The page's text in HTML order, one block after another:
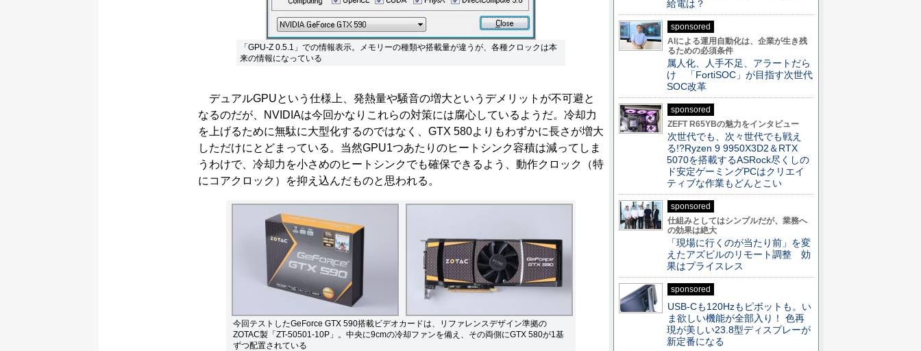
「GPU-Z 0.5.1」での情報表示。メモリーの種類や搭載量が違うが、各種クロックは本
来の情報になっている
デュアルGPUという仕様上、発熱量や騒音の増大というデメリットが不可避と
なるのだが、NVIDIAは今回かなりこれらの対策には腐心しているようだ。冷却力
を上げるために無駄に大型化するのではなく、GTX 580よりもわずかに長さが増大
しただけにとどまっている。当然GPU1つあたりのヒートシンク容積は減ってしま
うわけで、冷却力を小さめのヒートシンクでも確保できるよう、動作クロック（特
にコアクロック）を抑え込んだものと思われる。
今回テストしたGeForce GTX 590搭載ビデオカードは、リファレンスデザイン準拠の
ZOTAC製「ZT-50501-10P」。中央に9cmの冷却ファンを備え、その両側にGTX 580が1基
ずつ配置されている
給電は？
sponsored
AIによる運用自動化は、企業が生き残
るための必須条件
属人化、人手不足、アラートだら
け 「FortiSOC」が目指す次世代
SOC改革
sponsored
ZEFT R65YBの魅力をインタビュー
次世代でも、次々世代でも戦え
る!?Ryzen 9 9950X3D2＆RTX
5070を搭載するASRock尽くしの
ド安定ゲーミングPCはクリエイ
ティブな作業もどんとこい
sponsored
仕組みとしてはシンプルだが、業務へ
の効果は絶大
「現場に行くのが当たり前」を変
えたアズビルのリモート調整 効
果はプライスレス
sponsored
USB-Cも120Hzもピボットも。い
ま欲しい機能が全部入り！ 色再
現が美しい23.8型ディスプレーが
新定番になる